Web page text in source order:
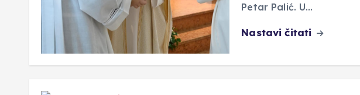
Petar Palić. U…
Nastavi čitati